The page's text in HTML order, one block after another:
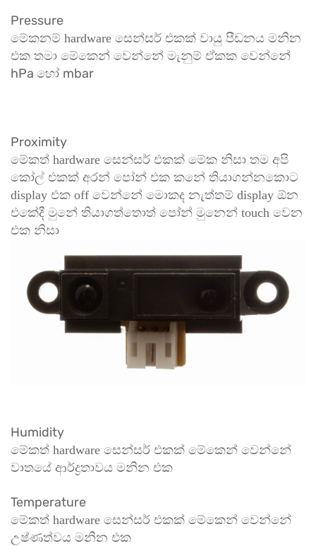
Pressure
මේකනම් hardware සෙන්සර් එකක් වායු පීඩනය මනින
එක තමා මේකෙන් වෙන්නේ මැනුම් ඒකක වෙන්නේ
hPa හෝ mbar
Proximity
මේකත් hardware සෙන්සර් එකක් මේක නිසා තම අපි
කෝල් එකක් අරන් පෝන් එක කනේ තියාගන්නකොට
display එක off වෙන්නේ මොකද නැත්තම් display ඕන
එකේදී මුනේ තියාගත්තොත් පෝන් මුනෙන් touch වෙන
එක නිසා
Humidity
මේකත් hardware සෙන්සර් එකක් මේකෙන් වෙන්නේ
වාතයේ ආර්ද්‍රතාවය මනින එක
Temperature
මේකත් hardware සෙන්සර් එකක් මේකෙන් වෙන්නේ
උෂ්ණත්වය මනින එක